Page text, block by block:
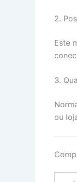
2.
Este
3.
ou